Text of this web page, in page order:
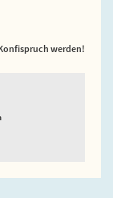
werden!